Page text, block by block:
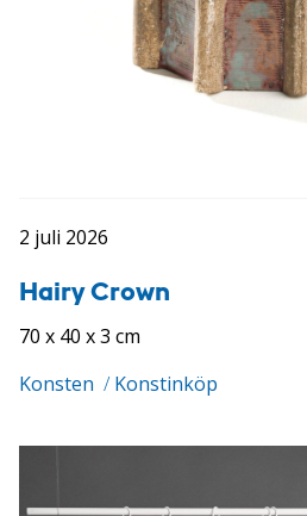
2 juli 2026
Hairy Crown
70 x 40 x 3 cm
Konsten / Konstinköp